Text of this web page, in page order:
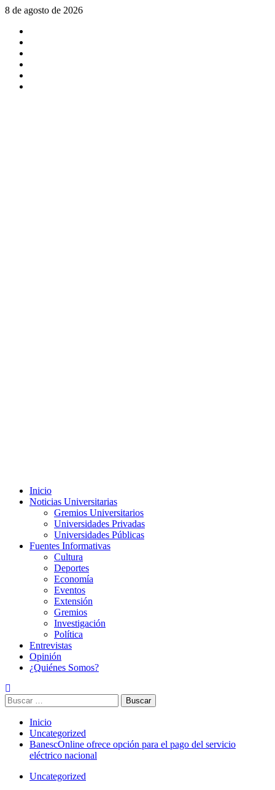
Saltar
contenido
8 de agosto de 2026
Menú
principal
Inicio
Noticias Universitarias
Gremios Universitarios
Universidades Privadas
Universidades Públicas
Fuentes Informativas
Cultura
Deportes
Economía
Eventos
Extensión
Gremios
Investigación
Política
Entrevistas
Opinión
¿Quiénes Somos?
Buscar:
Inicio
Uncategorized
BanescOnline ofrece opción para el pago del servicio
eléctrico nacional
Uncategorized